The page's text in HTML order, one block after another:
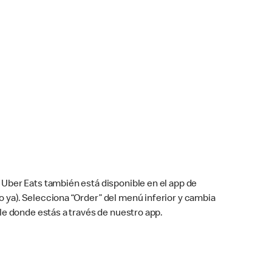
Eats también está disponible en el app de
ya). Selecciona “Order” del menú inferior y cambia
donde estás a través de nuestro app.